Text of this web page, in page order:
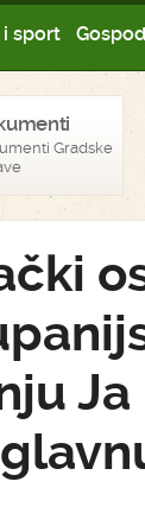
sport
Gradske